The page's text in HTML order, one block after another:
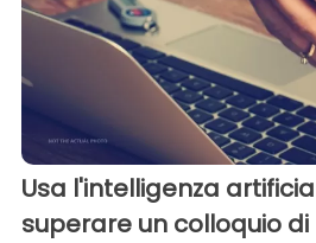
Usa l'intelligenza
superare un colloquio